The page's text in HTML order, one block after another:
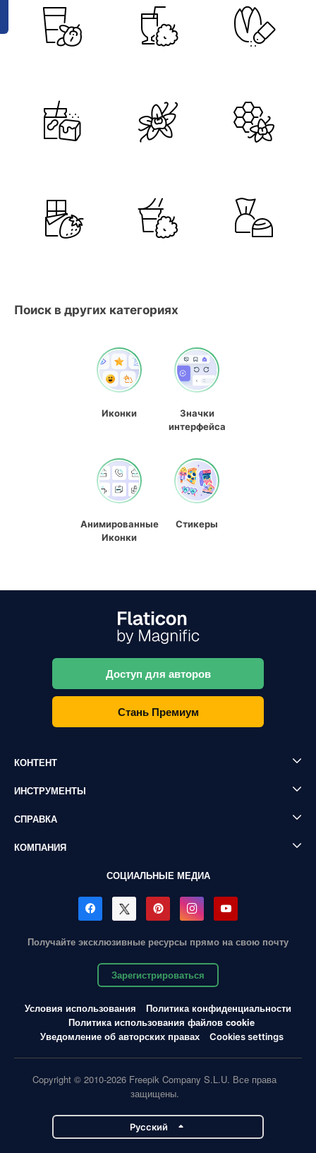
Поиск в других категориях
Иконки
Значки
интерфейса
Анимированные
Иконки
Стикеры
Доступ для авторов
Стань Премиум
КОНТЕНТ
ИНСТРУМЕНТЫ
СПРАВКА
КОМПАНИЯ
СОЦИАЛЬНЫЕ МЕДИА
Получайте эксклюзивные ресурсы прямо на свою почту
Зарегистрироваться
Условия использования
Политика конфиденциальности
Политика использования файлов cookie
Уведомление об авторских правах
Cookies settings
Copyright © 2010-2026 Freepik Company S.L.U. Все права
защищены.
Pусский